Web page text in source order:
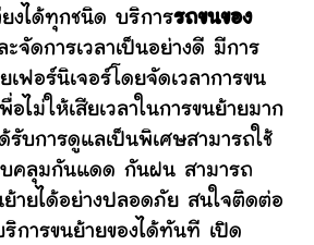
งได้ทุกชนิด บริการรถขนของ
จัดการเวลาเป็นอย่างดี มีการ
เฟอร์นิเจอร์โดยจัดเวลาการขน
อไม่ให้เสียเวลาในการขนย้ายมาก
รับการดูแลเป็นพิเศษสามารถใช้
คลุมกันแดด กันฝน สามารถ
ายได้อย่างปลอดภัย สนใจติดต่อ
การขนย้ายของได้ทันที เปิด